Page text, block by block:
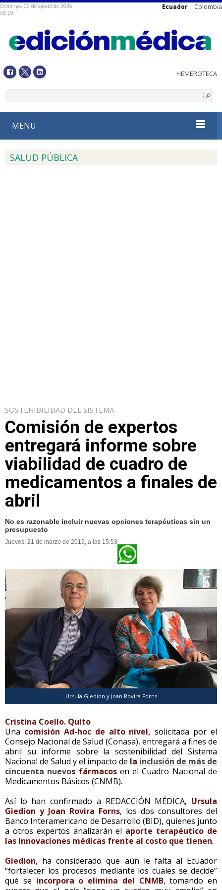
Domingo, 09 de agosto de 2026
08:29
Ecuador | Colombia
MENU
SALUD PÚBLICA
SOSTENIBILIDAD DEL SISTEMA
Comisión de expertos
entregará informe sobre
viabilidad de cuadro de
medicamentos a finales de
abril
No es razonable incluir nuevas opciones terapéuticas sin un
presupuesto
Jueves, 21 de marzo de 2019, a las 15:53
Ursula Giedion y Joan Rovira Forns
Cristina Coello. Quito
Una comisión Ad-hoc de alto nivel, solicitada por el
Consejo Nacional de Salud (Conasa), entregará a fines de
abril su informe sobre la sostenibilidad del Sistema
Nacional de Salud y el impacto de la inclusión de más de
cincuenta nuevos fármacosen el Cuadro Nacional de
Medicamentos Básicos (CNMB).
Así lo han confirmado a REDACCIÓN MÉDICA, Ursula
Giedion y Joan Rovira Forns, los dos consultores del
Banco Interamericano de Desarrollo (BID), quienes junto
a otros expertos analizarán el aporte terapéutico de
las innovaciones médicas frente al costo que tienen.
Giedion, ha considerado que aún le falta al Ecuador
“fortalecer los procesos mediante los cuales se decide”
qué se incorpora o elimina del CNMB, tomando en